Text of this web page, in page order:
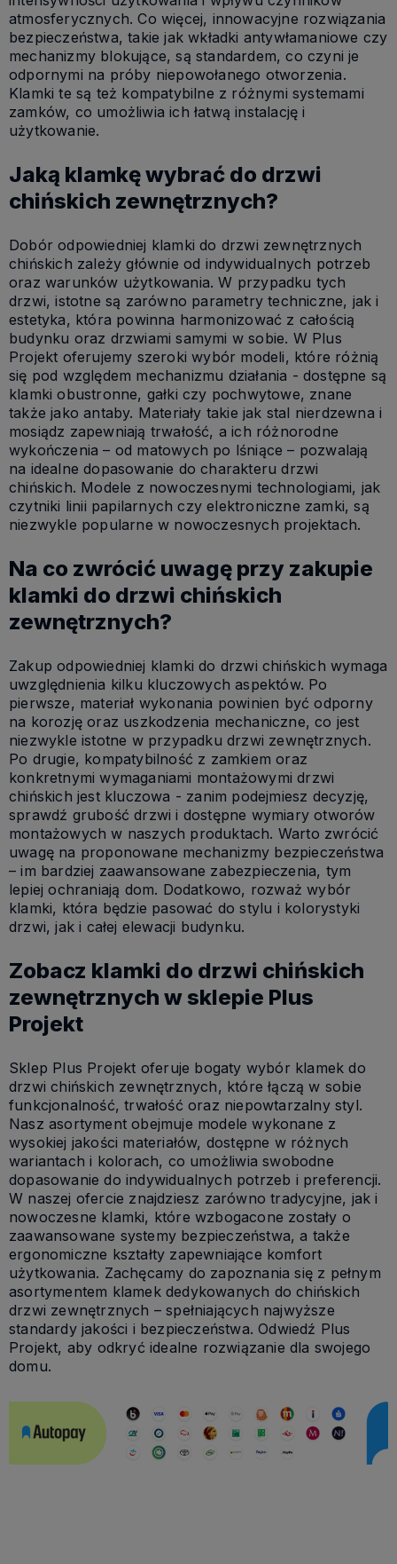
atmosferycznych. Co więcej, innowacyjne rozwiązania
bezpieczeństwa, takie jak wkładki antywłamaniowe czy
mechanizmy blokujące, są standardem, co czyni je
odpornymi na próby niepowołanego otworzenia.
Klamki te są też kompatybilne z różnymi systemami
zamków, co umożliwia ich łatwą instalację i
użytkowanie.
Jaką klamkę wybrać do drzwi
chińskich zewnętrznych?
Dobór odpowiedniej klamki do drzwi zewnętrznych
chińskich zależy głównie od indywidualnych potrzeb
oraz warunków użytkowania. W przypadku tych
drzwi, istotne są zarówno parametry techniczne, jak i
estetyka, która powinna harmonizować z całością
budynku oraz drzwiami samymi w sobie. W Plus
Projekt oferujemy szeroki wybór modeli, które różnią
się pod względem mechanizmu działania - dostępne są
klamki obustronne, gałki czy pochwytowe, znane
także jako antaby. Materiały takie jak stal nierdzewna i
mosiądz zapewniają trwałość, a ich różnorodne
wykończenia – od matowych po lśniące – pozwalają
na idealne dopasowanie do charakteru drzwi
chińskich. Modele z nowoczesnymi technologiami, jak
czytniki linii papilarnych czy elektroniczne zamki, są
niezwykle popularne w nowoczesnych projektach.
Na co zwrócić uwagę przy zakupie
klamki do drzwi chińskich
zewnętrznych?
Zakup odpowiedniej klamki do drzwi chińskich wymaga
uwzględnienia kilku kluczowych aspektów. Po
pierwsze, materiał wykonania powinien być odporny
na korozję oraz uszkodzenia mechaniczne, co jest
niezwykle istotne w przypadku drzwi zewnętrznych.
Po drugie, kompatybilność z zamkiem oraz
konkretnymi wymaganiami montażowymi drzwi
chińskich jest kluczowa - zanim podejmiesz decyzję,
sprawdź grubość drzwi i dostępne wymiary otworów
montażowych w naszych produktach. Warto zwrócić
uwagę na proponowane mechanizmy bezpieczeństwa
– im bardziej zaawansowane zabezpieczenia, tym
lepiej ochraniają dom. Dodatkowo, rozważ wybór
klamki, która będzie pasować do stylu i kolorystyki
drzwi, jak i całej elewacji budynku.
Zobacz klamki do drzwi chińskich
zewnętrznych w sklepie Plus
Projekt
Sklep Plus Projekt oferuje bogaty wybór klamek do
drzwi chińskich zewnętrznych, które łączą w sobie
funkcjonalność, trwałość oraz niepowtarzalny styl.
Nasz asortyment obejmuje modele wykonane z
wysokiej jakości materiałów, dostępne w różnych
wariantach i kolorach, co umożliwia swobodne
dopasowanie do indywidualnych potrzeb i preferencji.
W naszej ofercie znajdziesz zarówno tradycyjne, jak i
nowoczesne klamki, które wzbogacone zostały o
zaawansowane systemy bezpieczeństwa, a także
ergonomiczne kształty zapewniające komfort
użytkowania. Zachęcamy do zapoznania się z pełnym
asortymentem klamek dedykowanych do chińskich
drzwi zewnętrznych – spełniających najwyższe
standardy jakości i bezpieczeństwa. Odwiedź Plus
Projekt, aby odkryć idealne rozwiązanie dla swojego
domu.